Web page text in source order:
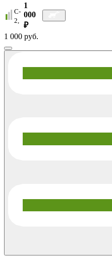
C-
2,
1
000
₽
1 000 руб.